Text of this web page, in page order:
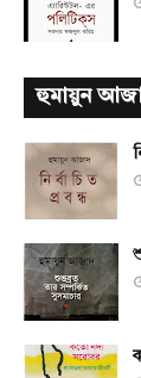
হুমায়ুন